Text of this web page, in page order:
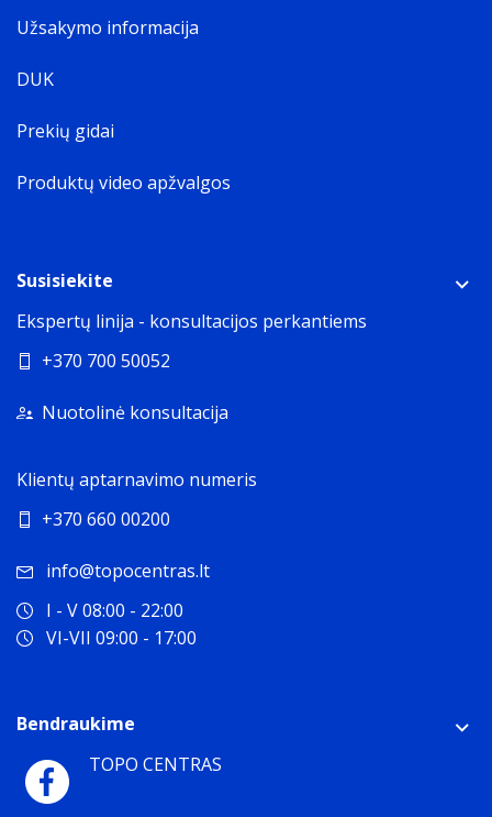
Užsakymo informacija
DUK
Prekių gidai
Produktų video apžvalgos
Susisiekite
Ekspertų linija - konsultacijos perkantiems
+370 700 50052
Nuotolinė konsultacija
Klientų aptarnavimo numeris
+370 660 00200
info@topocentras.lt
I - V 08:00 - 22:00
VI-VII 09:00 - 17:00
Bendraukime
TOPO CENTRAS